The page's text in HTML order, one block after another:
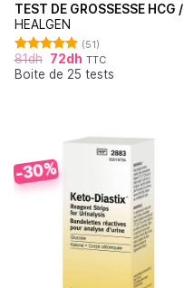
TEST DE GROSSESSE HCG /
HEALGEN
Note
4.88
sur 5
(51)
81dh 72dh TTC
Boite de 25 tests
-30%